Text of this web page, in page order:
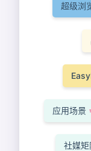
超级浏
应用场景 1
社媒矩